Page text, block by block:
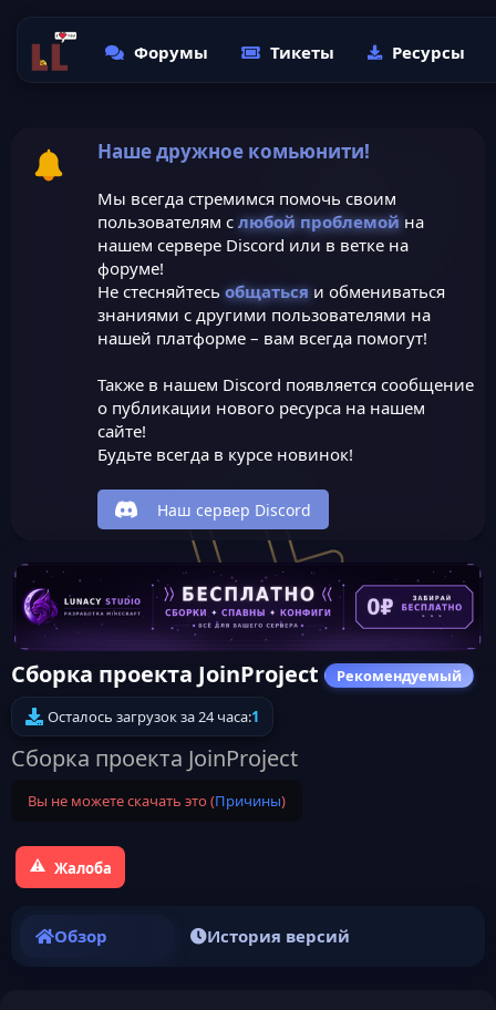
Форумы Тикеты Ресурсы
Наше дружное комьюнити!
Мы всегда стремимся помочь своим
пользователям с любой проблемойна
нашем сервере Discord или в ветке на
форуме!
Не стесняйтесь общатьсяи обмениваться
знаниями с другими пользователями на
нашей платформе – вам всегда помогут!
Также в нашем Discord появляется сообщение
о публикации нового ресурса на нашем
сайте!
Будьте всегда в курсе новинок!
Наш сервер Discord
Сборка проекта JoinProject Рекомендуемый
Осталось загрузок за 24 часа:1
Сборка проекта JoinProject
Вы не можете скачать это (Причины)
Жалоба
Обзор История версий